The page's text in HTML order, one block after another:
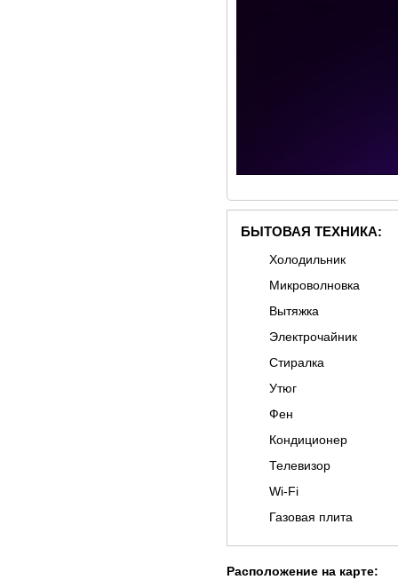
БЫТОВАЯ ТЕХНИКА:
Холодильник
Микроволновка
Вытяжка
Электрочайник
Стиралка
Утюг
Фен
Кондиционер
Телевизор
Wi-Fi
Газовая плита
Расположение на карте: